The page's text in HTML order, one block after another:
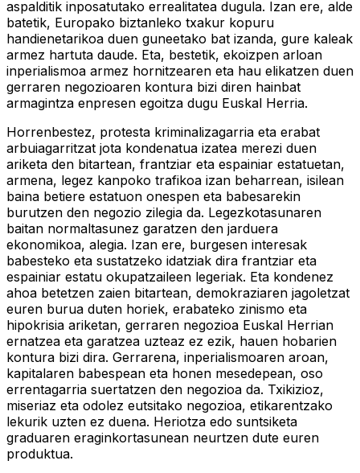
aspalditik inposatutako errealitatea dugula. Izan ere, alde
batetik, Europako biztanleko txakur kopuru
handienetarikoa duen guneetako bat izanda, gure kaleak
armez hartuta daude. Eta, bestetik, ekoizpen arloan
inperialismoa armez hornitzearen eta hau elikatzen duen
gerraren negozioaren kontura bizi diren hainbat
armagintza enpresen egoitza dugu Euskal Herria.
Horrenbestez, protesta kriminalizagarria eta erabat
arbuiagarritzat jota kondenatua izatea merezi duen
ariketa den bitartean, frantziar eta espainiar estatuetan,
armena, legez kanpoko trafikoa izan beharrean, isilean
baina betiere estatuon onespen eta babesarekin
burutzen den negozio zilegia da. Legezkotasunaren
baitan normaltasunez garatzen den jarduera
ekonomikoa, alegia. Izan ere, burgesen interesak
babesteko eta sustatzeko idatziak dira frantziar eta
espainiar estatu okupatzaileen legeriak. Eta kondenez
ahoa betetzen zaien bitartean, demokraziaren jagoletzat
euren burua duten horiek, erabateko zinismo eta
hipokrisia ariketan, gerraren negozioa Euskal Herrian
ernatzea eta garatzea uzteaz ez ezik, hauen hobarien
kontura bizi dira. Gerrarena, inperialismoaren aroan,
kapitalaren babespean eta honen mesedepean, oso
errentagarria suertatzen den negozioa da. Txikizioz,
miseriaz eta odolez eutsitako negozioa, etikarentzako
lekurik uzten ez duena. Heriotza edo suntsiketa
graduaren eraginkortasunean neurtzen dute euren
produktua.